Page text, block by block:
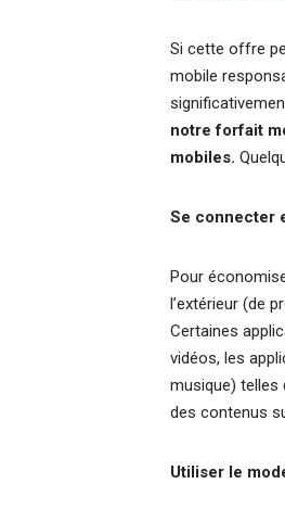
Si cette offre
mobile
notre forfait
mobiles.
Se connecter
Pour
l’extérieur (de
Certaines
vidéos, les
musique) telles
des contenus
Utiliser le